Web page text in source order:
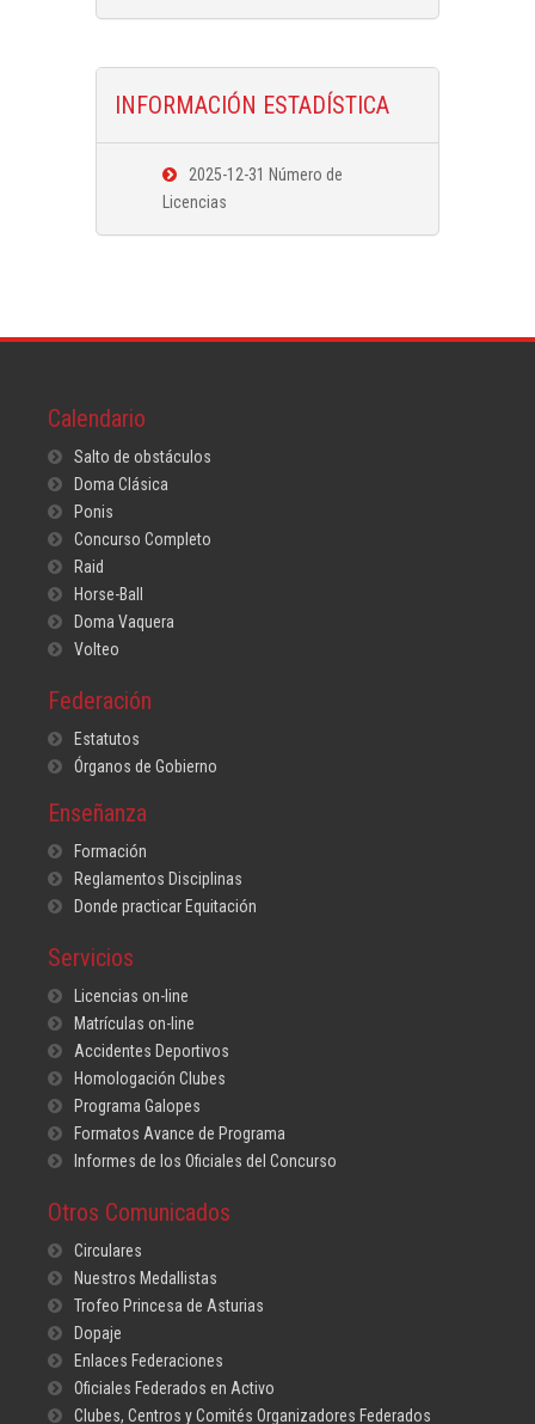
INFORMACIÓN ESTADÍSTICA
2025-12-31 Número de
Licencias
Calendario
Salto de obstáculos
Doma Clásica
Ponis
Concurso Completo
Raid
Horse-Ball
Doma Vaquera
Volteo
Federación
Estatutos
Órganos de Gobierno
Enseñanza
Formación
Reglamentos Disciplinas
Donde practicar Equitación
Servicios
Licencias on-line
Matrículas on-line
Accidentes Deportivos
Homologación Clubes
Programa Galopes
Formatos Avance de Programa
Informes de los Oficiales del Concurso
Otros Comunicados
Circulares
Nuestros Medallistas
Trofeo Princesa de Asturias
Dopaje
Enlaces Federaciones
Oficiales Federados en Activo
Clubes, Centros y Comités Organizadores Federados